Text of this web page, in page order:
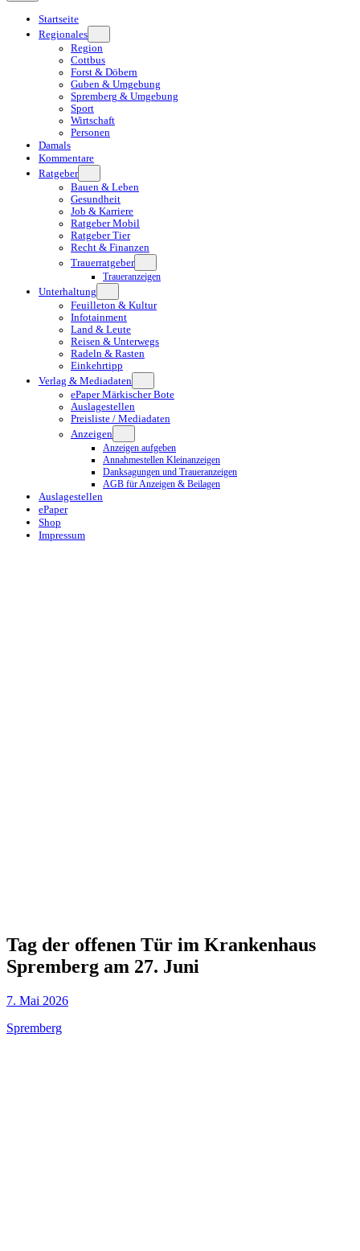
Startseite
Regionales
Region
Cottbus
Forst & Döbern
Guben & Umgebung
Spremberg & Umgebung
Sport
Wirtschaft
Personen
Damals
Kommentare
Ratgeber
Bauen & Leben
Gesundheit
Job & Karriere
Ratgeber Mobil
Ratgeber Tier
Recht & Finanzen
Trauerratgeber
Traueranzeigen
Unterhaltung
Feuilleton & Kultur
Infotainment
Land & Leute
Reisen & Unterwegs
Radeln & Rasten
Einkehrtipp
Verlag & Mediadaten
ePaper Märkischer Bote
Auslagestellen
Preisliste / Mediadaten
Anzeigen
Anzeigen aufgeben
Annahmestellen Kleinanzeigen
Danksagungen und Traueranzeigen
AGB für Anzeigen & Beilagen
Auslagestellen
ePaper
Shop
Impressum
Tag der offenen Tür im Krankenhaus
Spremberg am 27. Juni
7. Mai 2026
Spremberg